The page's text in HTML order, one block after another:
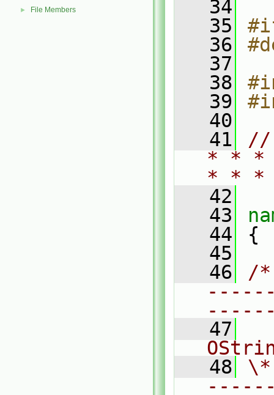
► File Members
   34
   35
   36
   37
   38
   39
   40
   41
//
* * *
* *
   42
   43
   44
{
   45
   46
/
   47
   48